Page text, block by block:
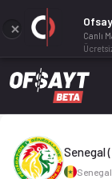
Senegal (K) 2027
Senegal
Senegal
Canlı